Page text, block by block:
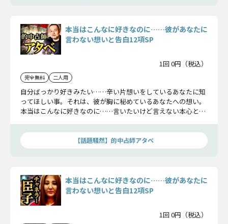
本当はこんなに好きなのに……彼があなたに
言わない想いと告白12項SP
1回 0円（税込）
完全無料 二人用
自分ばっかり好きみたい……辛い片想いをしているあなたに知
ってほしい事。それは、彼が胸に秘めているあなたへの想い。
本当はこんなに好きなのに……言いたいけど言えない本心と、
【話題騒然】的中占師アタベ
本当はこんなに好きなのに……彼があなたに
言わない想いと告白12項SP
1回 0円（税込）